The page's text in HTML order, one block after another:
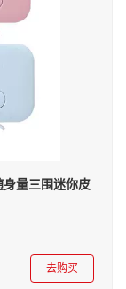
量三围迷你皮
去购买